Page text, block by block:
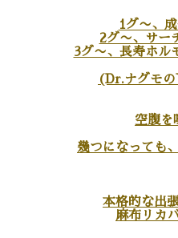
1グ〜、
2グ〜、サー
3グ〜、長寿ホル
(Dr.ナグモ
空腹を
幾つになっても
本格的な出
麻布リカ